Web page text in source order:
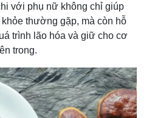
với phụ nữ không chỉ giúp
thường gặp, mà còn hỗ
trình lão hóa và giữ cho cơ
trong.